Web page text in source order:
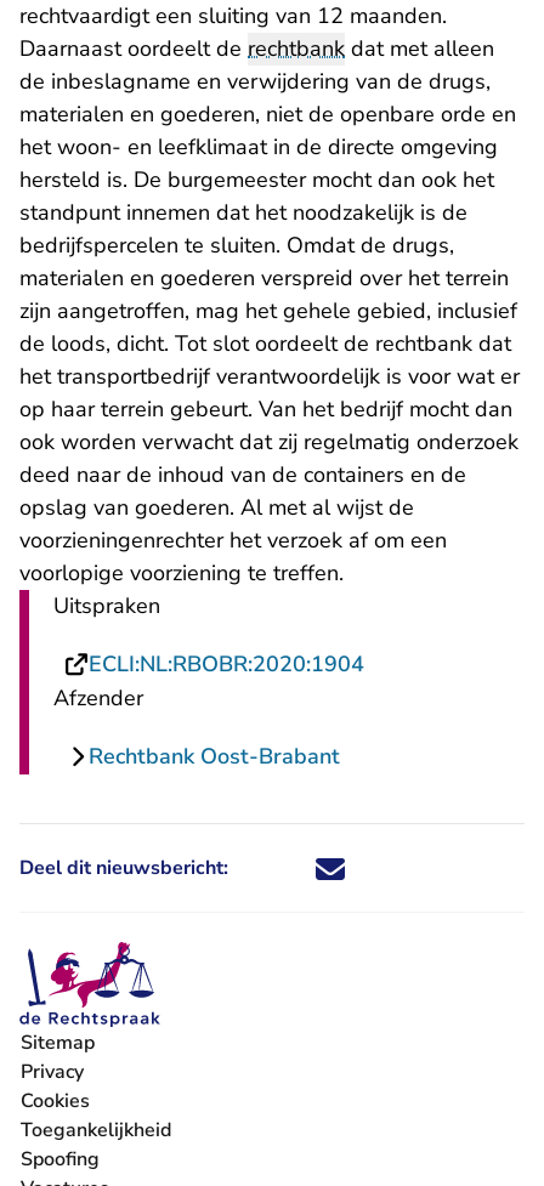
rechtvaardigt een sluiting van 12 maanden.
Daarnaast oordeelt de rechtbank dat met alleen
de inbeslagname en verwijdering van de drugs,
materialen en goederen, niet de openbare orde en
het woon- en leefklimaat in de directe omgeving
hersteld is. De burgemeester mocht dan ook het
standpunt innemen dat het noodzakelijk is de
bedrijfspercelen te sluiten. Omdat de drugs,
materialen en goederen verspreid over het terrein
zijn aangetroffen, mag het gehele gebied, inclusief
de loods, dicht. Tot slot oordeelt de rechtbank dat
het transportbedrijf verantwoordelijk is voor wat er
op haar terrein gebeurt. Van het bedrijf mocht dan
ook worden verwacht dat zij regelmatig onderzoek
deed naar de inhoud van de containers en de
opslag van goederen. Al met al wijst de
voorzieningenrechter het verzoek af om een
voorlopige voorziening te treffen.
Uitspraken
ECLI:NL:RBOBR:2020:1904- U verlaat
Afzender
Rechtbank Oost-Brabant
Deel dit nieuwsbericht: Deel dit nieuwsbericht via X -
Deel dit nieuwsbericht via
Deel dit nieuwsbericht
Deel dit
Sitemap
Privacy
Cookies
Toegankelijkheid
Spoofing